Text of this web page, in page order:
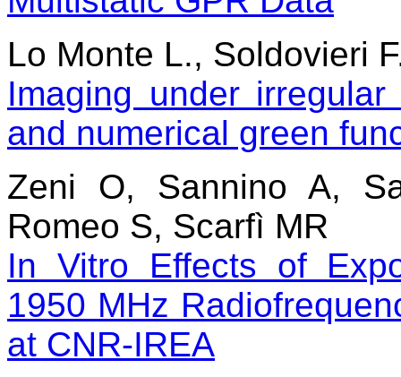
Lo Monte L., Soldovieri
Imaging under
and numerical green
Zeni O, Sannino A,
Romeo S, Scarfì MR
In Vitro Effects of
1950 MHz
at CNR-IREA